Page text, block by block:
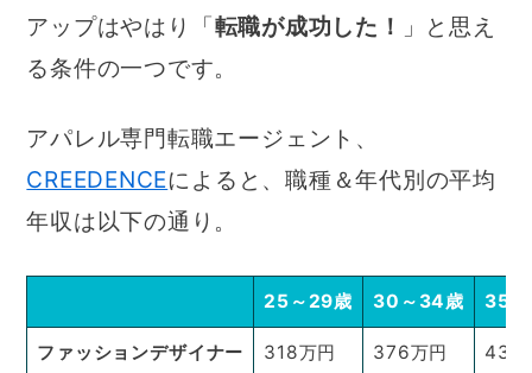
アップはやはり「転職が成功した！
」と思え
る条件の一つです。
アパレル専門転職エージェント、
CREEDENCEによると、職種＆年代別の平均
年収は以下の通り。
25～29歳 30～34歳 35
ファッションデザイナー 318万円 376万円 434